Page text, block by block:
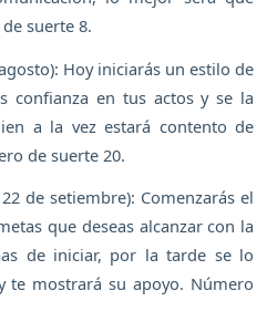
suerte 8.
Hoy iniciarás un estilo de
confianza en tus actos y se la
a la vez estará contento de
de suerte 20.
de setiembre): Comenzarás el
que deseas alcanzar con la
de iniciar, por la tarde se lo
te mostrará su apoyo. Número